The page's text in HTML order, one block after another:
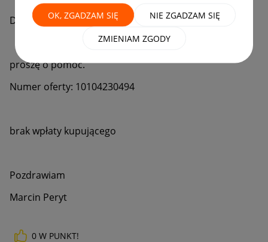
OK, ZGADZAM SIĘ NIE ZGADZAM SIĘ
ZMIENIAM ZGODY
Dzień dobry,
proszę o pomoc.
Numer oferty: 10104230494
brak wpłaty kupującego
Pozdrawiam
Marcin Peryt
0 W PUNKT!